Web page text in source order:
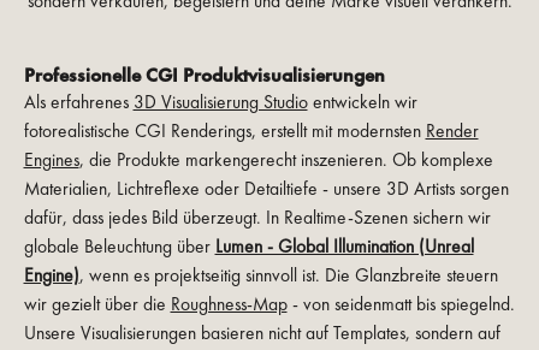
Professionelle CGI Produktvisualisierungen
Als erfahrenes 3D Visualisierung Studioentwickeln wir
fotorealistische CGI Renderings, erstellt mit modernsten Render
Engines, die Produkte markengerecht inszenieren. Ob komplexe
Materialien, Lichtreflexe oder Detailtiefe - unsere 3D Artists sorgen
dafür, dass jedes Bild überzeugt. In Realtime-Szenen sichern wir
globale Beleuchtung über Lumen - Global Illumination (Unreal
Engine), wenn es projektseitig sinnvoll ist. Die Glanzbreite steuern
wir gezielt über die Roughness-Map- von seidenmatt bis spiegelnd.
Unsere Visualisierungen basieren nicht auf Templates, sondern auf